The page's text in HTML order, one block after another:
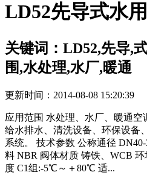
LD52先导式水
关键词： LD52,先导,
围,水处理,水厂,暖通
更新时间：2014-08-08 15:20:39
应用范围 水处理、水厂、暖通空
给水排水、清洗设备、环保设备
系统。 技术参数 公称通径
料 NBR 阀体材质 铸铁、WCB
度 C1组:-5℃～＋80℃ 适...